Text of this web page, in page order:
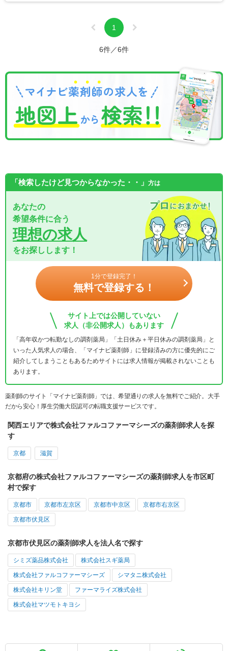
1
6件／6件
「検索したけど見つからなかった・・」 方は
あなたの
希望条件に合う
理想の求人
をお探しします！
1分で登録完了！
無料で登録する！
サイト上では公開していない
求人（非公開求人）もあります
「高年収かつ転勤なしの調剤薬局」「土日休み＋平日休みの調剤薬局」と
いった人気求人の場合、「マイナビ薬剤師」に登録済みの方に優先的にご
紹介してしまうこともあるためサイトには求人情報が掲載されないことも
あります。
薬剤師のサイト「マイナビ薬剤師」では、希望通りの求人を無料でご紹介。大手
だから安心！厚生労働大臣認可の転職支援サービスです。
関西エリアで株式会社ファルコファーマシーズの薬剤師求人を探
す
京都 滋賀
京都府の株式会社ファルコファーマシーズの薬剤師求人を市区町
村で探す
京都市 京都市左京区 京都市中京区 京都市右京区
京都市伏見区
京都市伏見区の薬剤師求人を法人名で探す
シミズ薬品株式会社 株式会社スギ薬局
株式会社ファルコファーマシーズ シマタニ株式会社
株式会社キリン堂 ファーマライズ株式会社
株式会社マツモトキヨシ